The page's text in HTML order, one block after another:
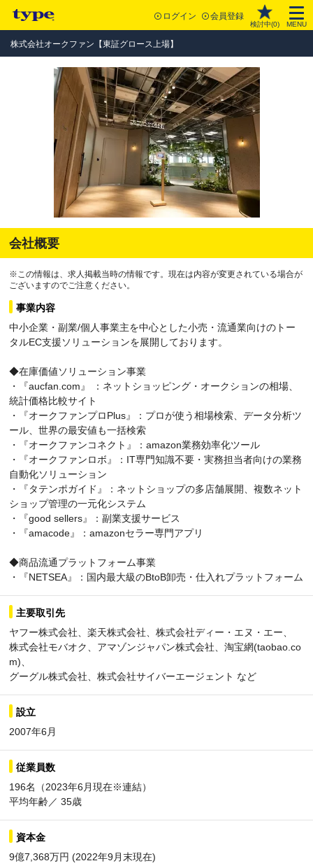
ログイン 会員登録
検討中(0) MENU
株式会社オークファン【東証グロース上場】
会社概要
※この情報は、求人掲載当時の情報です。現在は内容が変更されている場合が
ございますのでご注意ください。
事業内容
中小企業・副業/個人事業主を中心とした小売・流通業向けのトー
タルEC支援ソリューションを展開しております。
◆在庫価値ソリューション事業
・『aucfan.com』 ：ネットショッピング・オークションの相場、
統計価格比較サイト
・『オークファンプロPlus』：プロが使う相場検索、データ分析ツ
ール、世界の最安値も一括検索
・『オークファンコネクト』：amazon業務効率化ツール
・『オークファンロボ』：IT専門知識不要・実務担当者向けの業務
自動化ソリューション
・『タテンポガイド』：ネットショップの多店舗展開、複数ネット
ショップ管理の一元化システム
・『good sellers』：副業支援サービス
・『amacode』：amazonセラー専門アプリ
◆商品流通プラットフォーム事業
・『NETSEA』：国内最大級のBtoB卸売・仕入れプラットフォーム
主要取引先
ヤフー株式会社、楽天株式会社、株式会社ディー・エヌ・エー、
株式会社モバオク、アマゾンジャパン株式会社、淘宝網(taobao.co
m)、
グーグル株式会社、株式会社サイバーエージェント など
設立
2007年6月
従業員数
196名（2023年6月現在※連結）
平均年齢／ 35歳
資本金
9億7,368万円 (2022年9月末現在)